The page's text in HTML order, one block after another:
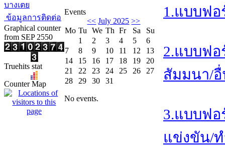
บางเตย
ข้อมูลการติดต่อ
Graphical counter
from SEP 2550
Truehits stat
Counter Map
Events
<< July 2025 >>
Mo Tu We Th Fr Sa
Su
1
2 3 4 5
6
7
8 9 10 11 12
13
14
15 16 17 18 19
20
21
22 23 24 25 26
27
28
29 30 31
No events.
1.แบบฟ
2.แบบฟ
สัมมนา/
3.แบบฟอ
แข่งขัน/